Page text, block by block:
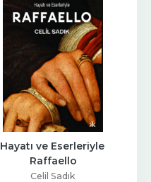
Hayatı ve Eserleriyle
Raffaello
Celil Sadık